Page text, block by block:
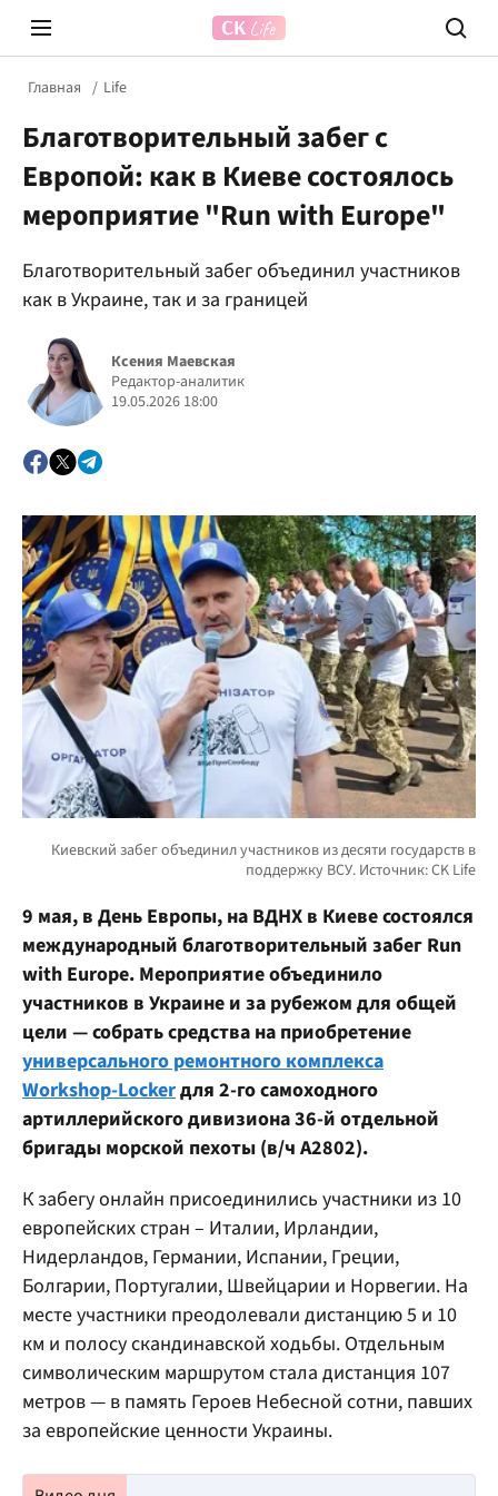
Prosecco Time
Главная Life
Благотворительный забег с
Европой: как в Киеве состоялось
мероприятие "Run with Europe"
Благотворительный забег объединил участников
как в Украине, так и за границей
Ксения Маевская
Редактор-аналитик
19.05.2026 18:00
9 мая, в День Европы, на ВДНХ в Киеве состоялся
международный благотворительный забег Run
with Europe. Мероприятие объединило
участников в Украине и за рубежом для общей
цели — собрать средства на приобретение
универсального ремонтного комплекса
Workshop-Lockerдля 2-го самоходного
артиллерийского дивизиона 36-й отдельной
бригады морской пехоты (в/ч А2802).
К забегу онлайн присоединились участники из 10
европейских стран – Италии, Ирландии,
Нидерландов, Германии, Испании, Греции,
Болгарии, Португалии, Швейцарии и Норвегии. На
месте участники преодолевали дистанцию 5 и 10
км и полосу скандинавской ходьбы. Отдельным
символическим маршрутом стала дистанция 107
метров — в память Героев Небесной сотни, павших
за европейские ценности Украины.